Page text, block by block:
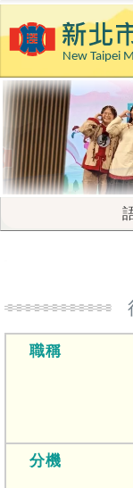
到
主
要
內
容
區
新北市立